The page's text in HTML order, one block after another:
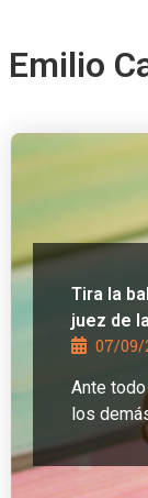
Emilio
Tira la
juez de
07/09/
Ante
los